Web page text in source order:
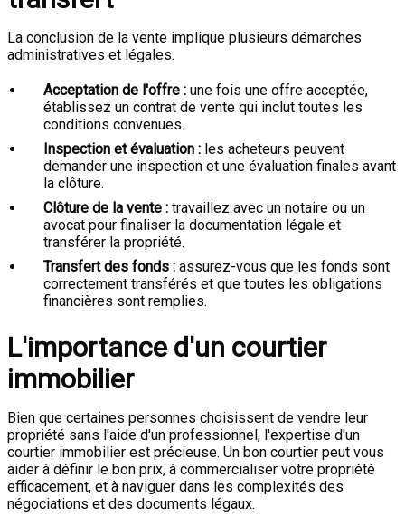
La conclusion de la vente implique plusieurs démarches
administratives et légales.
Acceptation de l'offre : une fois une offre acceptée,
établissez un contrat de vente qui inclut toutes les
conditions convenues.
Inspection et évaluation : les acheteurs peuvent
demander une inspection et une évaluation finales avant
la clôture.
Clôture de la vente : travaillez avec un notaire ou un
avocat pour finaliser la documentation légale et
transférer la propriété.
Transfert des fonds : assurez-vous que les fonds sont
correctement transférés et que toutes les obligations
financières sont remplies.
L'importance d'un courtier
immobilier
Bien que certaines personnes choisissent de vendre leur
propriété sans l'aide d'un professionnel, l'expertise d'un
courtier immobilier est précieuse. Un bon courtier peut vous
aider à définir le bon prix, à commercialiser votre propriété
efficacement, et à naviguer dans les complexités des
négociations et des documents légaux.